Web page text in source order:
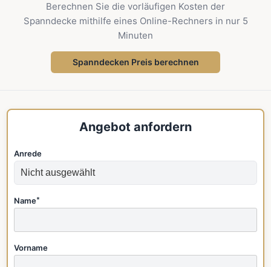
Berechnen Sie die vorläufigen Kosten der
Spanndecke mithilfe eines Online-Rechners in nur 5
Minuten
Spanndecken Preis berechnen
Angebot anfordern
Anrede
Name*
Vorname